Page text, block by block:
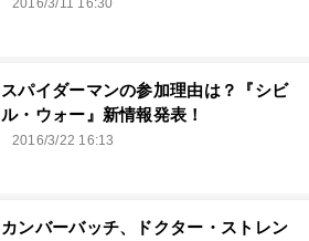
スパイダーマンの参加理由は？『シビ
ル・ウォー』新情報発表！
2016/3/22 16:13
カンバーバッチ、ドクター・ストレン